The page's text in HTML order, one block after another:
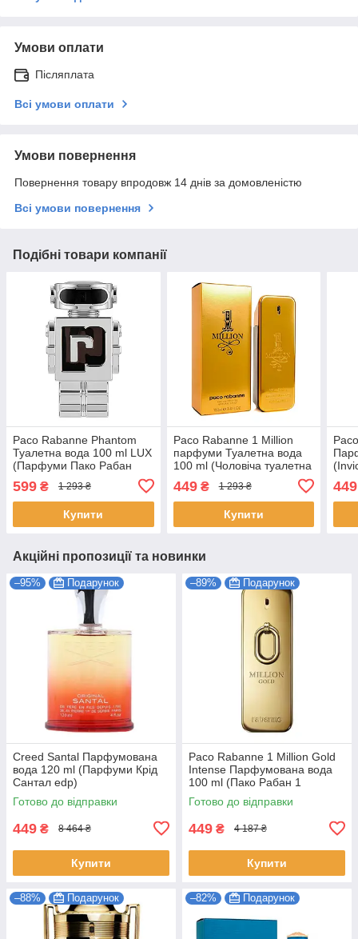
Умови оплати
Післяплата
Всі умови оплати
Умови повернення
Повернення товару впродовж 14 днів за домовленістю
Всі умови повернення
Подібні товари компанії
Paco Rabanne Phantom
Туалетна вода 100 ml LUX
(Парфуми Пако Рабан
599 ₴ 1 293 ₴
Купити
Paco Rabanne 1 Million
парфуми Туалетна вода
100 ml (Чоловіча туалетна
rabanne paco)
449₴ 1 293 ₴
Купити
449
Акційні пропозиції та новинки
–95% Подарунок
Creed Santal Парфумована
вода 120 ml (Парфуми Крід
Сантал edp)
Готово до відправки
449 ₴ 8 464 ₴
Купити
–89% Подарунок
Paco Rabanne 1 Million Gold
Intense Парфумована вода
100 ml (Пако Рабан 1
Мільйон Голд Інтенс edp)
Готово до відправки
449 ₴ 4 187 ₴
Купити
–88% Подарунок –82% Подарунок